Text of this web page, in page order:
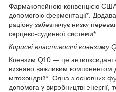
Фармакопейною конвенцією
допомогою ферментації*.
раціону забезпечує низку
серцево-судинної системи*.
Корисні властивості коензиму
Коензим Q10 — це
визнано важливим компонентом
мітохондрій*. Одна з основних
допомога у виробництві енергії,